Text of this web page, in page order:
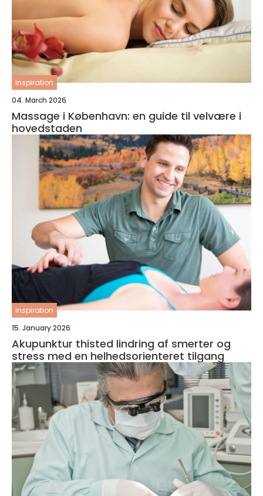
inspiration
04. March 2026
Massage i København: en guide til velvære i
hovedstaden
inspiration
15. January 2026
Akupunktur thisted lindring af smerter og
stress med en helhedsorienteret tilgang